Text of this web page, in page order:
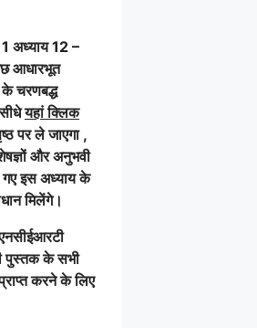
अध्याय 12 –
आधारभूत
चरणबद्ध
यहां क्लिक
पर ले जाएगा ,
और अनुभवी
गए इस अध्याय के
मिलेंगे।
पुस्तक के सभी
करने के लिए